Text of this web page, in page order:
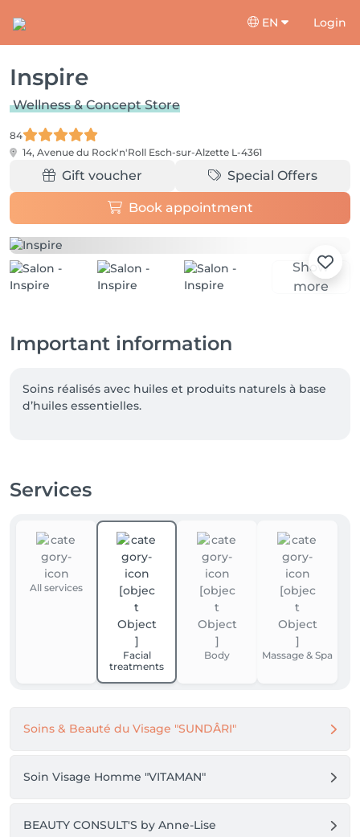
EN Login
Inspire
Wellness & Concept Store
84
14, Avenue du Rock'n'Roll Esch-sur-Alzette L-4361
Gift voucher Special Offers
Book appointment
Show
more
Important information
Soins réalisés avec huiles et produits naturels à base
d’huiles essentielles.
Services
All services
Facial
treatments
Body Massage & Spa
Soins & Beauté du Visage "SUNDÂRI"
Soin Visage Homme "VITAMAN"
BEAUTY CONSULT'S by Anne-Lise